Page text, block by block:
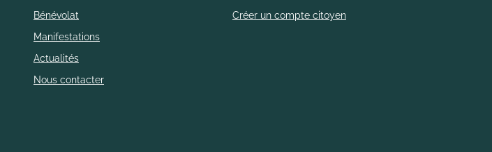
Bénévolat
Manifestations
Actualités
Nous contacter
Créer un compte citoyen